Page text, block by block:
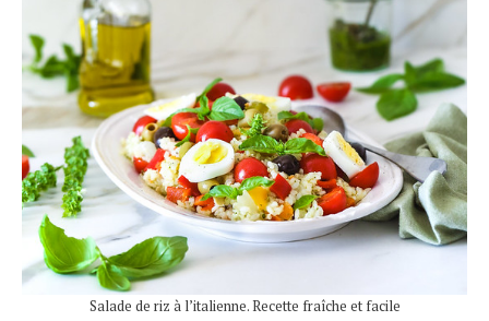
Salade de riz à l’italienne. Recette fraîche et facile